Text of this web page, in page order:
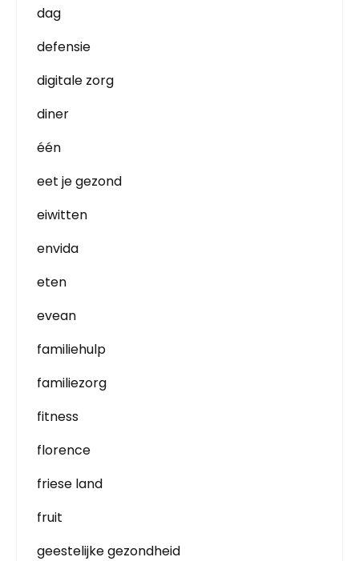
dag
defensie
digitale zorg
diner
één
eet je gezond
eiwitten
envida
eten
evean
familiehulp
familiezorg
fitness
florence
friese land
fruit
geestelijke gezondheid